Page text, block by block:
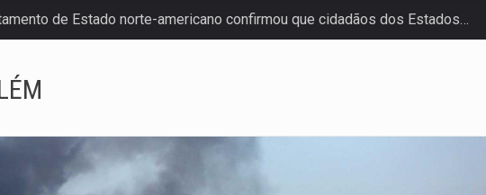
de Estado norte-americano confirmou que cidadãos dos Estados…
representa um marco para a astronomia moderna. Embora…
as autoridades canadianas, mais de 200 incêndios florestais continuam…
com as autoridades de saúde da Faixa de…